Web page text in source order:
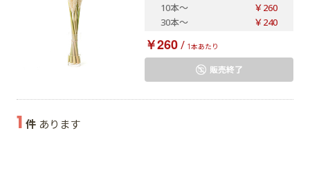
10本～
￥260
30本～ ￥240
￥260/ 1本あたり
販売終了
1 件 あります